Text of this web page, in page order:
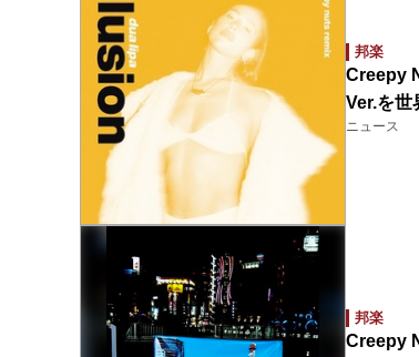
邦楽
Creepy
Ver.を世
ニュース
邦楽
Creepy